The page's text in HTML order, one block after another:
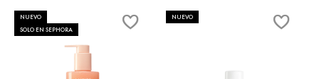
MATTE
MINERAL
NUEVO
SOLO EN SEPHORA
NUEVO